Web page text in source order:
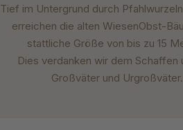
Tief im Untergrund durch
erreichen die alten WiesenObst-
stattliche Größe von bis zu 15
Dies verdanken wir dem Schaffen
Großväter und Urgroßväter.